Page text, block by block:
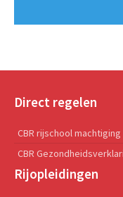
Direct regelen
CBR rijschool machtiging
CBR
Rijopleidingen